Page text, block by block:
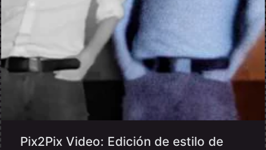
Pix2Pix Video: Edición de estilo de